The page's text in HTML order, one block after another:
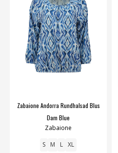
Zabaione Andorra Rundhalsad Blus
Dam Blue
Zabaione
S M L XL